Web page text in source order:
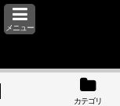
メニュー
カテゴリ